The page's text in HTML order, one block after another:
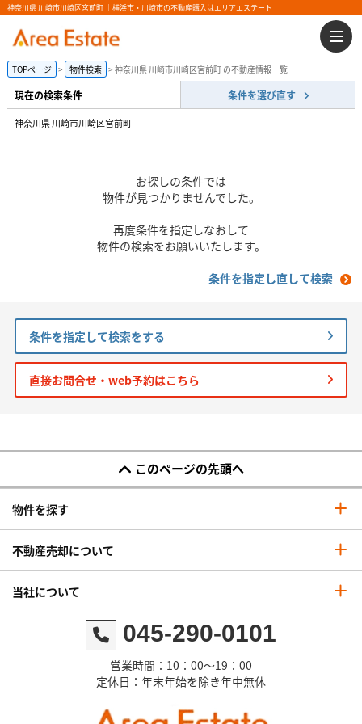
神奈川県 川崎市川崎区宮前町 ｜横浜市・川崎市の不動産購入はエリアエステート
TOPページ 物件検索 神奈川県 川崎市川崎区宮前町 の不動産情報一覧
現在の検索条件 条件を選び直す
神奈川県 川崎市川崎区宮前町
お探しの条件では
物件が見つかりませんでした。
再度条件を指定しなおして
物件の検索をお願いいたします。
条件を指定し直して検索
条件を指定して検索をする
直接お問合せ・web予約はこちら
このページの先頭へ
物件を探す
不動産売却について
当社について
045-290-0101
営業時間：10：00～19：00
定休日：年末年始を除き年中無休